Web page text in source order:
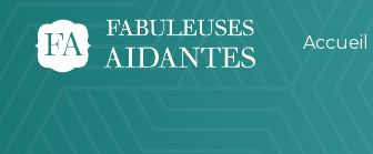
Accueil